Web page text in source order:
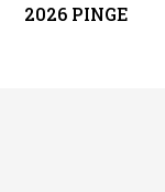
2026 PINGE